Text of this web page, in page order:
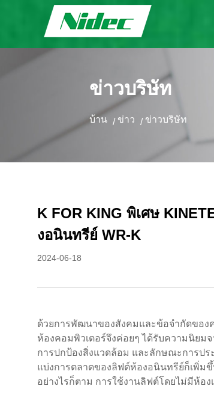
ข่าวบริษัท
บ้าน / ข่าว / ข่าวบริษัท
K FOR KING พิเศษ
งอนินทรีย์ WR-K
2024-06-18
ด้วยการพัฒนาของสังคมและข้อจำกัดของ
ห้องคอมพิวเตอร์จึงค่อยๆ ได้รับความนิยม
การปกป้องสิ่งแวดล้อม และลักษณะการป
แบ่งการตลาดของลิฟต์ห้องอนินทรีย์ก็เพิ่ม
อย่างไรก็ตาม การใช้งานลิฟต์โดยไม่มีห้อ